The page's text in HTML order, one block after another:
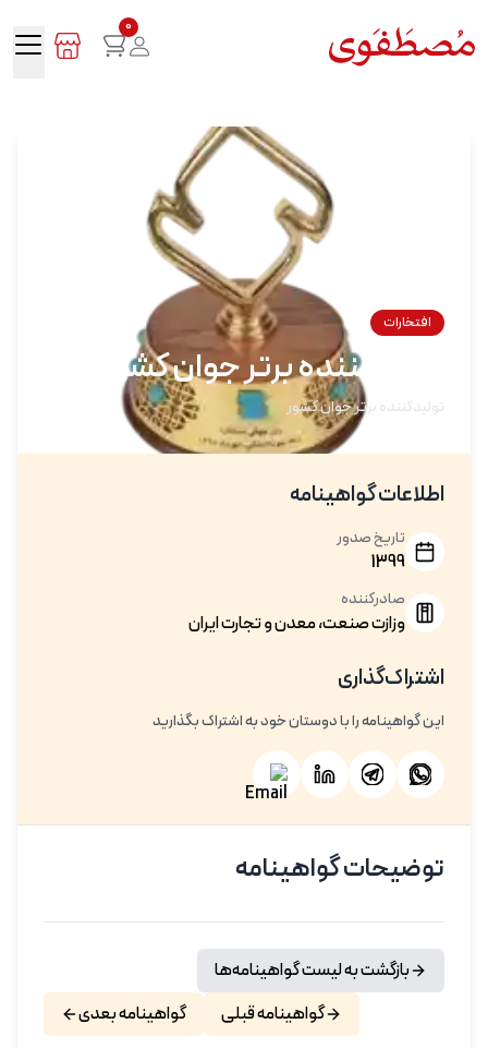
0
افتخارات
تولیدکننده برتر جوان کشور
تولیدکننده برتر جوان کشور
اطلاعات گواهینامه
تاریخ صدور
1399
صادرکننده
وزازت صنعت، معدن و تجارت ایران
اشتراک‌گذاری
این گواهینامه را با دوستان خود به اشتراک بگذارید
توضیحات گواهینامه
بازگشت به لیست گواهینامه‌ها
گواهینامه قبلی
گواهینامه بعدی